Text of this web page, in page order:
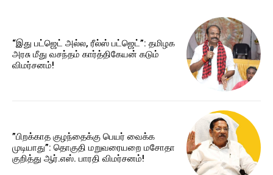
“இது பட்ஜெட் அல்ல, ரீல்ஸ் பட்ஜெட்”: தமிழக
அரசு மீது வசந்தம் கார்த்திகேயன் கடும்
விமர்சனம்!
​”பிறக்காத குழந்தைக்கு பெயர் வைக்க
முடியாது”: தொகுதி மறுவரையறை மசோதா
குறித்து ஆர்.எஸ். பாரதி விமர்சனம்!